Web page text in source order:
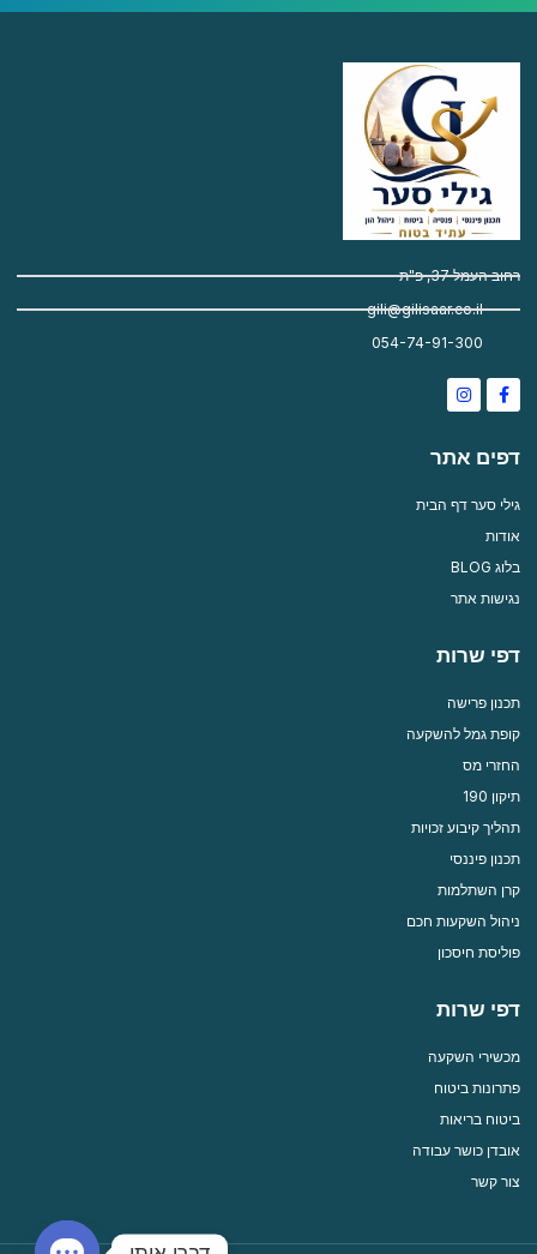
רחוב העמל 37, פ"ת
gili@gilisaar.co.il
054-74-91-300
Facebook-
f
Instagram
דפים אתר
גילי סער דף הבית
אודות
בלוג BLOG
נגישות אתר
דפי שרות
תכנון פרישה
קופת גמל להשקעה
החזרי מס
תיקון 190
תהליך קיבוע זכויות
תכנון פיננסי
קרן השתלמות
ניהול השקעות חכם
פוליסת חיסכון
דפי שרות
מכשירי השקעה
פתרונות ביטוח
ביטוח בריאות
אובדן כושר עבודה
צור קשר